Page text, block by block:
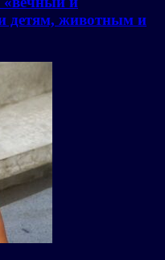
детям, животным и